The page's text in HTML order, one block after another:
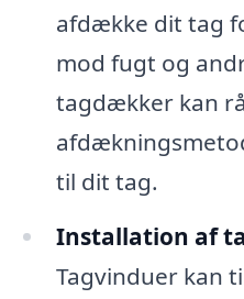
afdække dit tag
mod fugt og
tagdækker kan
til dit tag.
Installation af
Tagvinduer kan